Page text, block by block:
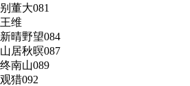
别董大081
王维
新晴野望084
山居秋暝087
终南山089
观猎092